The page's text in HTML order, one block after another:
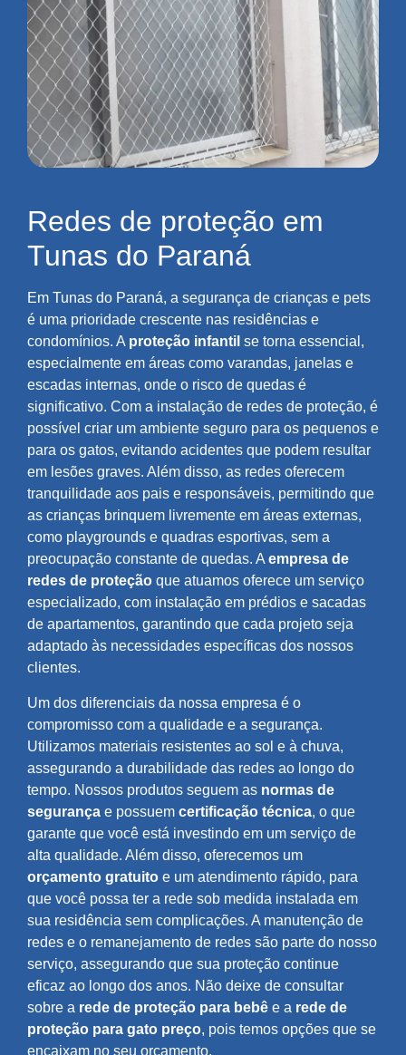
Redes de proteção em
Tunas do Paraná
Em Tunas do Paraná, a segurança de crianças e pets
é uma prioridade crescente nas residências e
condomínios. A proteção infantil se torna essencial,
especialmente em áreas como varandas, janelas e
escadas internas, onde o risco de quedas é
significativo. Com a instalação de redes de proteção, é
possível criar um ambiente seguro para os pequenos e
para os gatos, evitando acidentes que podem resultar
em lesões graves. Além disso, as redes oferecem
tranquilidade aos pais e responsáveis, permitindo que
as crianças brinquem livremente em áreas externas,
como playgrounds e quadras esportivas, sem a
preocupação constante de quedas. A empresa de
redes de proteção que atuamos oferece um serviço
especializado, com instalação em prédios e sacadas
de apartamentos, garantindo que cada projeto seja
adaptado às necessidades específicas dos nossos
clientes.
Um dos diferenciais da nossa empresa é o
compromisso com a qualidade e a segurança.
Utilizamos materiais resistentes ao sol e à chuva,
assegurando a durabilidade das redes ao longo do
tempo. Nossos produtos seguem as normas de
segurança e possuem certificação técnica, o que
garante que você está investindo em um serviço de
alta qualidade. Além disso, oferecemos um
orçamento gratuito e um atendimento rápido, para
que você possa ter a rede sob medida instalada em
sua residência sem complicações. A manutenção de
redes e o remanejamento de redes são parte do nosso
serviço, assegurando que sua proteção continue
eficaz ao longo dos anos. Não deixe de consultar
sobre a rede de proteção para bebê e a rede de
proteção para gato preço, pois temos opções que se
encaixam no seu orçamento.